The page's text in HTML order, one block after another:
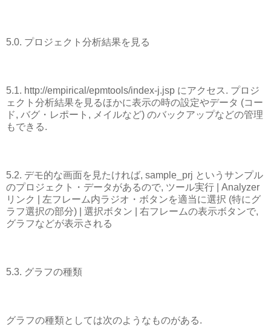
5.0. プロジェクト分析結果を見る
5.1. http://empirical/epmtools/index-j.jsp にアクセス. プロジ
ェクト分析結果を見るほかに表示の時の設定やデータ (コー
ド, バグ・レポート, メイルなど) のバックアップなどの管理
もできる.
5.2. デモ的な画面を見たければ, sample_prj というサンプル
のプロジェクト・データがあるので, ツール実行 | Analyzer
リンク | 左フレーム内ラジオ・ボタンを適当に選択 (特にグ
ラフ選択の部分) | 選択ボタン | 右フレームの表示ボタンで,
グラフなどが表示される
5.3. グラフの種類
グラフの種類としては次のようなものがある.